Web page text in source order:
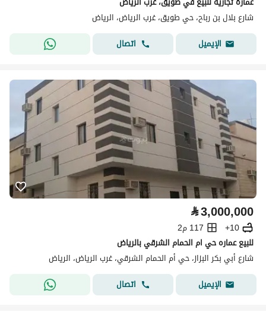
شارع بلال بن رباح، حي طويق، غرب الرياض، الرياض
الإيميل
اتصال
⃁3,000,000
10+
117 م2
للبيع عماره حي ام الحمام الشرقي بالرياض
شارع أبي بكر البزاز، حي أم الحمام الشرقي، غرب الرياض، الرياض
الإيميل
اتصال